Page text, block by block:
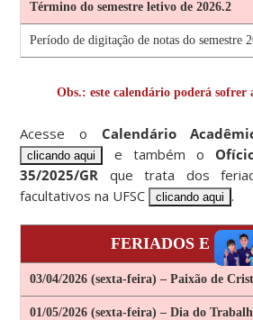
Término do semestre letivo de 2026.2
Período de digitação de notas do semestre
Obs.: este calendário poderá sofrer
Acesse o Calendário
clicando aqui e também o
35/2025/GR que trata dos
facultativos na UFSC
clicando aqui .
FERIADOS E
03/04/2026 (sexta-feira) – Paixão de
01/05/2026 (sexta-feira) – Dia do